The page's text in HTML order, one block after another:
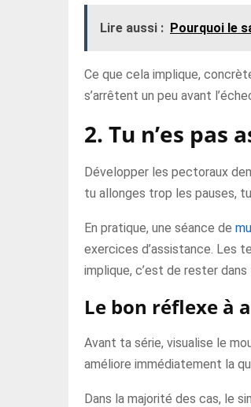
Lire aussi : Pourquoi le
Ce que cela implique,
s’arrêtent un peu avant
2. Tu n’es pas
Développer les pectoraux
tu allonges trop les pauses,
En pratique, une séance de
exercices d’assistance. Les
implique, c’est de rester
Le bon réflexe à
Avant ta série, visualise le
améliore immédiatement la
Dans la majorité des cas, le